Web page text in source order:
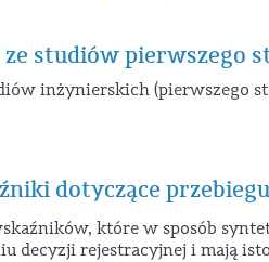
studiów pierwszego
inżynierskich (pierwszego
dotyczące
które w sposób
decyzji rejestracyjnej i mają